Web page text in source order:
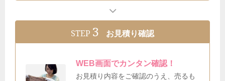
STEP 3 お見積り確認
WEB画面でカンタン確認！
お見積り内容をご確認のうえ、売るも